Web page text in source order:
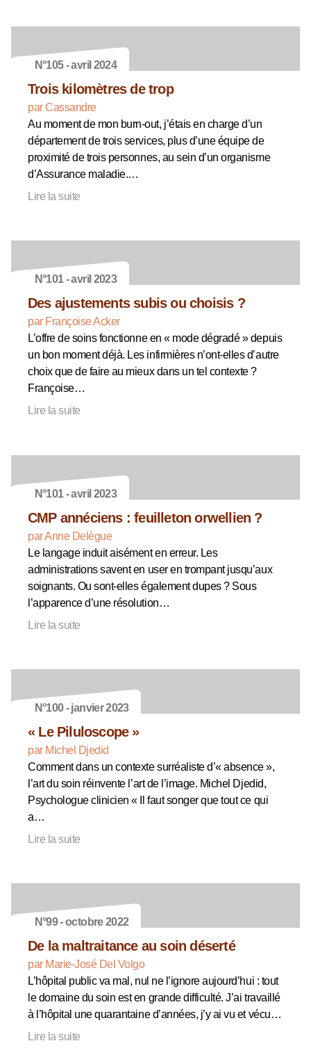
N°105 - avril 2024
Trois kilomètres de trop
par Cassandre
Au moment de mon burn-out, j’étais en charge d’un
département de trois services, plus d’une équipe de
proximité de trois personnes, au sein d’un organisme
d’Assurance maladie.…
Lire la suite
N°101 - avril 2023
Des ajustements subis ou choisis ?
par Françoise Acker
L’offre de soins fonctionne en « mode dégradé » depuis
un bon moment déjà. Les infirmières n’ont-elles d’autre
choix que de faire au mieux dans un tel contexte ?
Françoise…
Lire la suite
N°101 - avril 2023
CMP annéciens : feuilleton orwellien ?
par Anne Delègue
Le langage induit aisément en erreur. Les
administrations savent en user en trompant jusqu’aux
soignants. Ou sont-elles également dupes ? Sous
l’apparence d’une résolution…
Lire la suite
N°100 - janvier 2023
« Le Piluloscope »
par Michel Djedid
Comment dans un contexte surréaliste d’« absence »,
l’art du soin réinvente l’art de l’image. Michel Djedid,
Psychologue clinicien « Il faut songer que tout ce qui
a…
Lire la suite
N°99 - octobre 2022
De la maltraitance au soin déserté
par Marie-José Del Volgo
L’hôpital public va mal, nul ne l’ignore aujourd’hui : tout
le domaine du soin est en grande difficulté. J’ai travaillé
à l’hôpital une quarantaine d’années, j’y ai vu et vécu…
Lire la suite